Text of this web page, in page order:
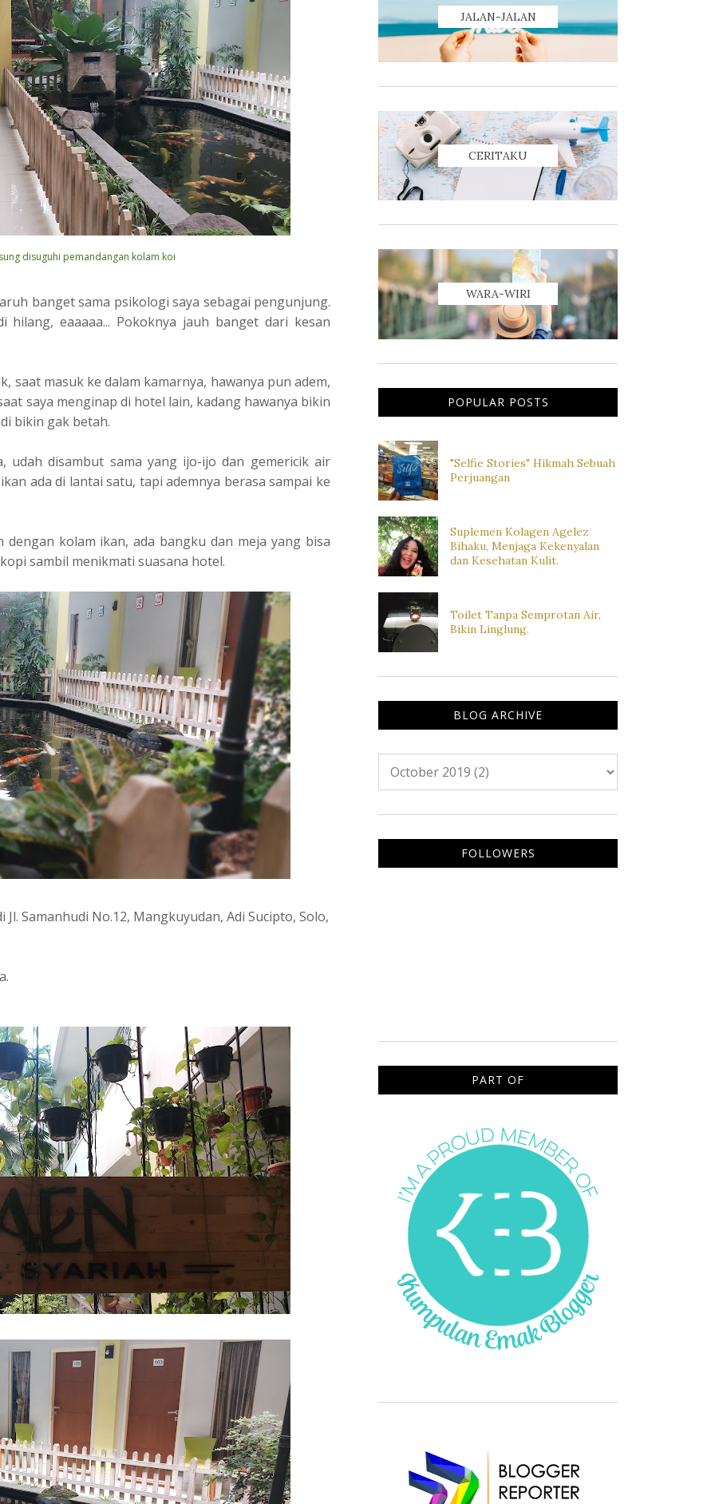
disuguhi pemandangan kolam koi
banget sama psikologi saya sebagai pengunjung.
eaaaaa... Pokoknya jauh banget dari kesan
saat masuk ke dalam kamarnya, hawanya pun adem,
saya menginap di hotel lain, kadang hawanya bikin
bikin gak betah.
disambut sama yang ijo-ijo dan gemericik air
ada di lantai satu, tapi ademnya berasa sampai ke
kolam ikan, ada bangku dan meja yang bisa
sambil menikmati suasana hotel.
Samanhudi No.12, Mangkuyudan, Adi Sucipto, Solo,
JALAN-JALAN
CERITAKU
WARA-WIRI
POPULAR POSTS
"Selfie Stories" Hikmah Sebuah
Perjuangan
Suplemen Kolagen Agelez
Bihaku, Menjaga Kekenyalan
dan Kesehatan Kulit.
Toilet Tanpa Semprotan Air,
Bikin Linglung.
BLOG ARCHIVE
FOLLOWERS
PART OF